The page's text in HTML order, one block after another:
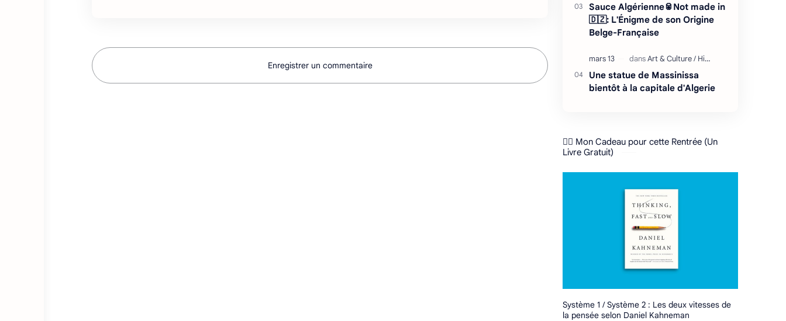
Enregistrer un commentaire
Sauce Algérienne🥫Not made in
🇩🇿: L'Énigme de son Origine
Belge-Française
Une statue de Massinissa
bientôt à la capitale d'Algerie
❤️‍🔥 Mon Cadeau pour cette Rentrée (Un
Livre Gratuit)
Système 1 / Système 2 : Les deux vitesses de
la pensée selon Daniel Kahneman